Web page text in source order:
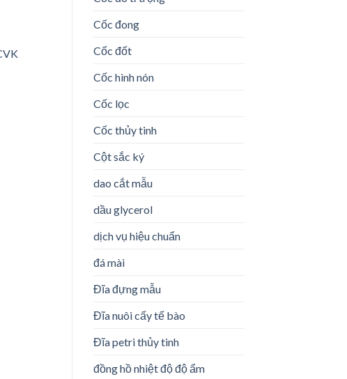
Cốc đong
Cốc đốt
Cốc hình nón
Cốc lọc
Cốc thủy tinh
Cột sắc ký
dao cắt mẫu
dầu glycerol
dịch vụ hiệu chuẩn
đá mài
Đĩa đựng mẫu
Đĩa nuôi cấy tế bào
Đĩa petri thủy tinh
đồng hồ nhiệt độ độ ẩm